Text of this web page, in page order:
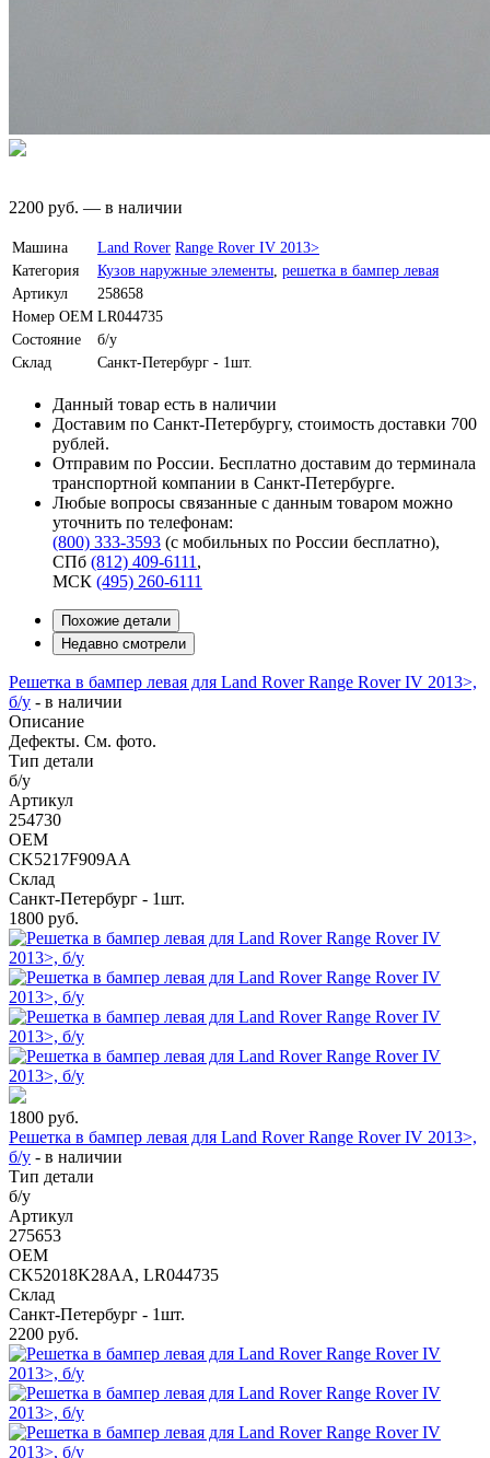
2200 руб. — в наличии
Машина Land Rover Range Rover IV 2013>
Категория
Кузов наружные элементы решетка в бампер левая
Артикул
258658
Номер OEM LR044735
Состояние
б/у
Склад
Санкт-Петербург - 1шт.
Данный товар есть в наличии
Доставим по Санкт-Петербургу, стоимость доставки 700
рублей.
Отправим по России. Бесплатно доставим до терминала
транспортной компании в Санкт-Петербурге.
Любые вопросы связанные с данным товаром можно
уточнить по телефонам:
(800) 333-3593 (с мобильных по России бесплатно),
СПб (812) 409-6111 ,
МСК (495) 260-6111
Похожие детали
Недавно смотрели
Решетка в бампер левая для Land Rover Range Rover IV 2013>,
б/у - в наличии
Описание
Дефекты. См. фото.
Тип детали
б/у
Артикул
254730
OEM
CK5217F909AA
Склад
Санкт-Петербург - 1шт.
1800 руб.
1800 руб.
Решетка в бампер левая для Land Rover Range Rover IV 2013>,
б/у - в наличии
Тип детали
б/у
Артикул
275653
OEM
CK52018K28AA, LR044735
Склад
Санкт-Петербург - 1шт.
2200 руб.